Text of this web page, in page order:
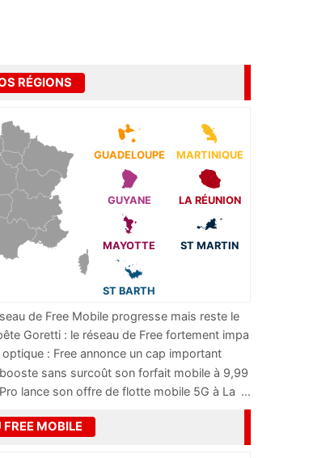
RÉGIONS
GUADELOUPE MARTINIQUE
GUYANE LA RÉUNION
MAYOTTE ST MARTIN
ST BARTH
de Free Mobile progresse mais reste le
...
Goretti : le réseau de Free fortement impa
optique : Free annonce un cap important
...
sans surcoût son forfait mobile à 9,99
lance son offre de flotte mobile 5G à La ...
FREE MOBILE